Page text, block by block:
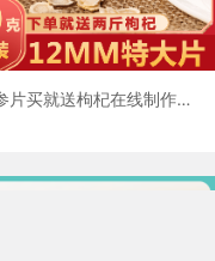
超值洋参片买就送枸杞在线制作模板